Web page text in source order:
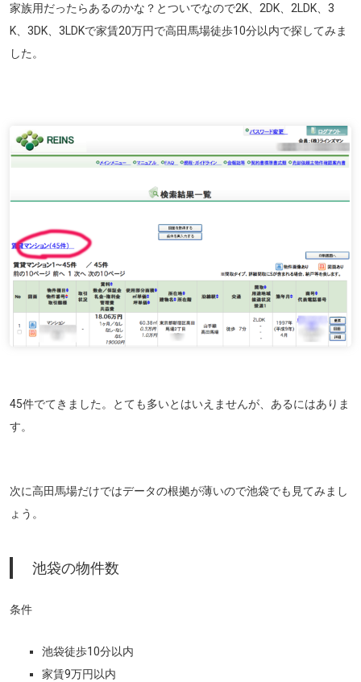
家族用だったらあるのかな？とついでなので2K、2DK、2LDK、3
K、3DK、3LDKで家賃20万円で高田馬場徒歩10分以内で探してみま
した。
45件でてきました。とても多いとはいえませんが、あるにはありま
す。
次に高田馬場だけではデータの根拠が薄いので池袋でも見てみまし
ょう。
池袋の物件数
条件
池袋徒歩10分以内
家賃9万円以内